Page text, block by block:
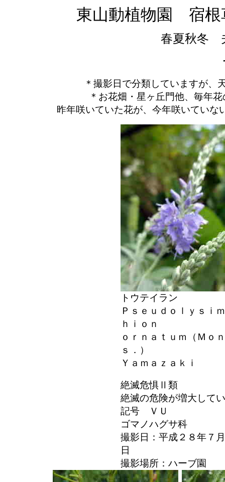
東山動植物園 宿
春夏秋冬
＊撮影日で分類していますが
＊お花畑・星ヶ丘門他、毎年
昨年咲いていた花が、今年咲いてい
トウテイラン
Ｐｓｅｕｄｏｌｙｓｉ
ｈｉｏｎ
ｏｒｎａｔｕｍ（Ｍｏ
ｓ．）
Ｙａｍａｚａｋｉ
絶滅危惧Ⅱ類
絶滅の危険が増大して
記号 ＶＵ
ゴマノハグサ科
撮影日：平成２８年７
日
撮影場所：ハーブ園